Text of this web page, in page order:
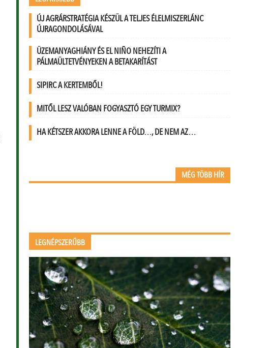
ÚJ AGRÁRSTRATÉGIA KÉSZÜL A TELJES ÉLELMISZERLÁNC
ÚJRAGONDOLÁSÁVAL
ÜZEMANYAGHIÁNY ÉS EL NIÑO NEHEZÍTI A
PÁLMAÜLTETVÉNYEKEN A BETAKARÍTÁST
SIPIRC A KERTEMBŐL!
MITŐL LESZ VALÓBAN FOGYASZTÓ EGY TURMIX?
HA KÉTSZER AKKORA LENNE A FÖLD…, DE NEM AZ…
MÉG TÖBB HÍR
LEGNÉPSZERŰBB